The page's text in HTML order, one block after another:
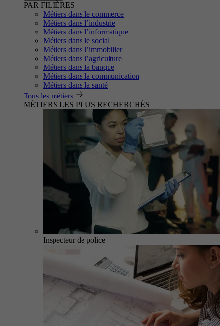
PAR FILIÈRES
Métiers dans le commerce
Métiers dans l’industrie
Métiers dans l’informatique
Métiers dans le social
Métiers dans l’immobilier
Métiers dans l’agriculture
Métiers dans la banque
Métiers dans la communication
Métiers dans la santé
Tous les métiers
MÉTIERS LES PLUS RECHERCHÉS
Inspecteur de police